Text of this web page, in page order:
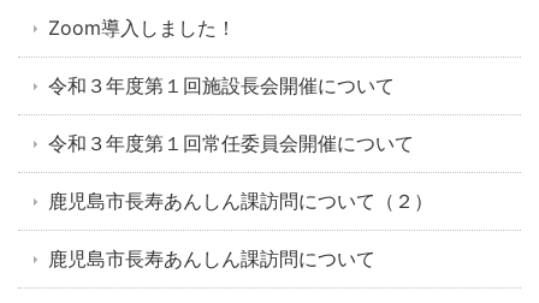
Zoom導入しました！
令和３年度第１回施設長会開催について
令和３年度第１回常任委員会開催について
鹿児島市長寿あんしん課訪問について（２）
鹿児島市長寿あんしん課訪問について